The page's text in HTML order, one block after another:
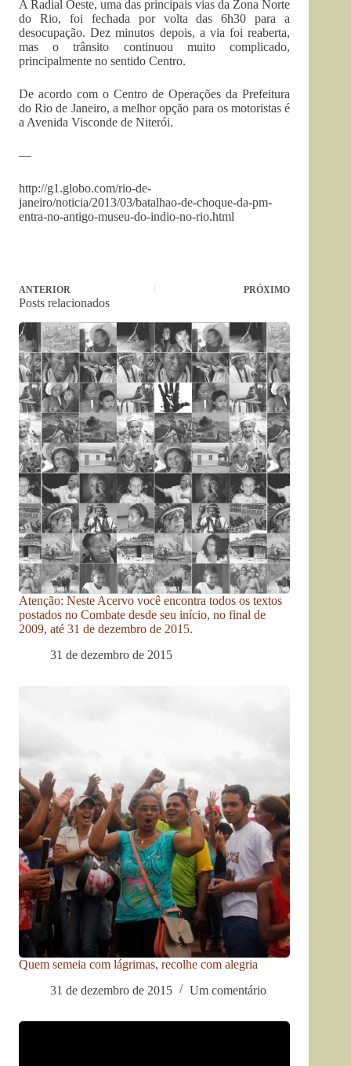
A Radial Oeste, uma das principais vias da Zona Norte
do Rio, foi fechada por volta das 6h30 para a
desocupação. Dez minutos depois, a via foi reaberta,
mas o trânsito continuou muito complicado,
principalmente no sentido Centro.
De acordo com o Centro de Operações da Prefeitura
do Rio de Janeiro, a melhor opção para os motoristas é
a Avenida Visconde de Niterói.
—
http://g1.globo.com/rio-de-
janeiro/noticia/2013/03/batalhao-de-choque-da-pm-
entra-no-antigo-museu-do-indio-no-rio.html
ANTERIOR PRÓXIMO
Posts relacionados
Atenção: Neste Acervo você encontra todos os textos
postados no Combate desde seu início, no final de
2009, até 31 de dezembro de 2015.
31 de dezembro de 2015
Quem semeia com lágrimas, recolhe com alegria
31 de dezembro de 2015
Um comentário